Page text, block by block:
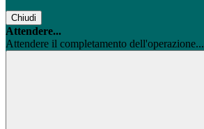
Chiudi
Attendere...
Attendere il completamento dell'operazione...